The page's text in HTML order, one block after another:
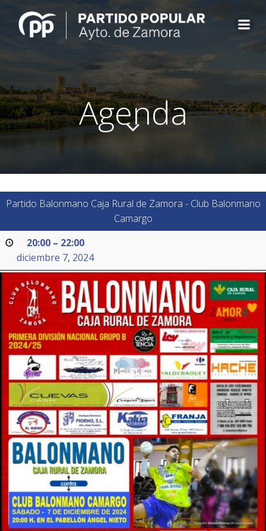
al
contenido
Agenda
Partido Balonmano Caja Rural de Zamora - Club Balonmano
Camargo
20:00 – 22:00
diciembre 7, 2024